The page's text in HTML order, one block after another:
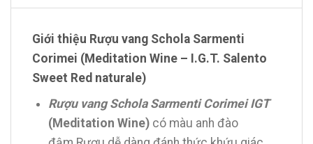
Giới thiệu Rượu vang Schola Sarmenti
Corimei (Meditation Wine – I.G.T. Salento
Sweet Red naturale)
Rượu vang Schola Sarmenti Corimei IGT
(Meditation Wine)có màu anh đào